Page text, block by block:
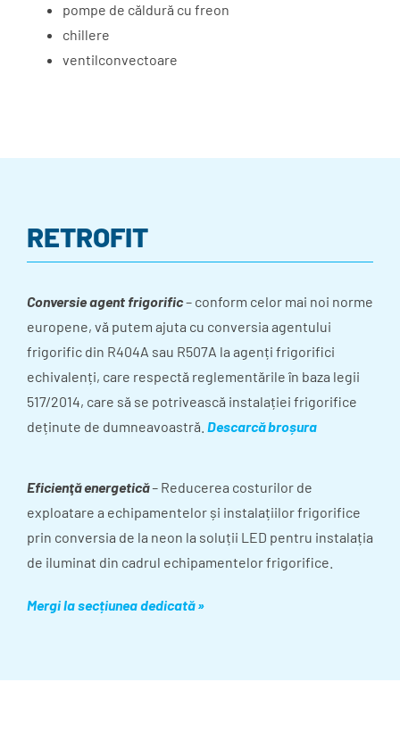
pompe de căldură cu freon
chillere
ventilconvectoare
RETROFIT
Conversie agent frigorific– conform celor mai noi norme
europene, vă putem ajuta cu conversia agentului
frigorific din R404A sau R507A la agenți frigorifici
echivalenți, care respectă reglementările în baza legii
517/2014, care să se potrivească instalației frigorifice
deținute de dumneavoastră. Descarcă broșura
Eficienţă energetică– Reducerea costurilor de
exploatare a echipamentelor și instalațiilor frigorifice
prin conversia de la neon la soluții LED pentru instalația
de iluminat din cadrul echipamentelor frigorifice.
Mergi la secțiunea dedicată »